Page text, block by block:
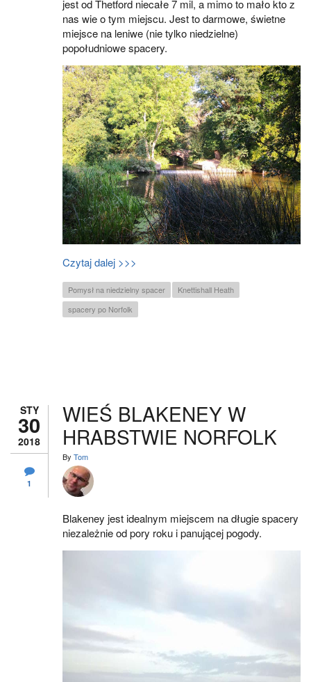
jest od Thetford niecałe 7 mil, a mimo to mało kto z
nas wie o tym miejscu. Jest to darmowe, świetne
miejsce na leniwe (nie tylko niedzielne)
popołudniowe spacery.
Czytaj dalej >>>
Pomysł na niedzielny spacer
Knettishall Heath
spacery po Norfolk
STY
30
2018
1
WIEŚ BLAKENEY W
HRABSTWIE NORFOLK
By Tom
Blakeney jest idealnym miejscem na długie spacery
niezależnie od pory roku i panującej pogody.